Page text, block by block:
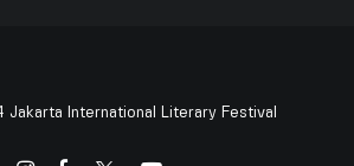
International Literary Festival